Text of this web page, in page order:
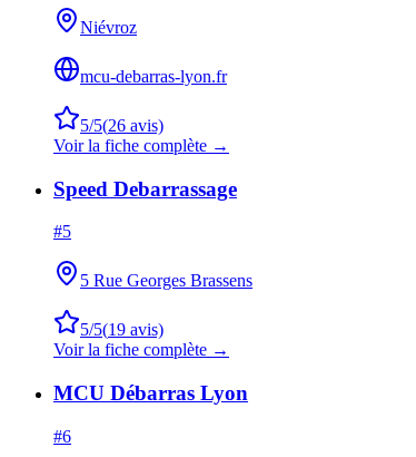
Niévroz
mcu-debarras-lyon.fr
5/5(26 avis)
Voir la fiche complète →
Speed Debarrassage
#5
5 Rue Georges Brassens
5/5(19 avis)
Voir la fiche complète →
MCU Débarras Lyon
#6